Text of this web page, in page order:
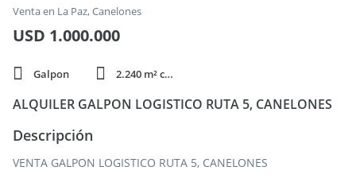
Venta en La Paz, Canelones
USD 1.000.000
Galpon 2.240 m² cubie.
ALQUILER GALPON LOGISTICO RUTA 5, CANELONES
Descripción
VENTA GALPON LOGISTICO RUTA 5, CANELONES